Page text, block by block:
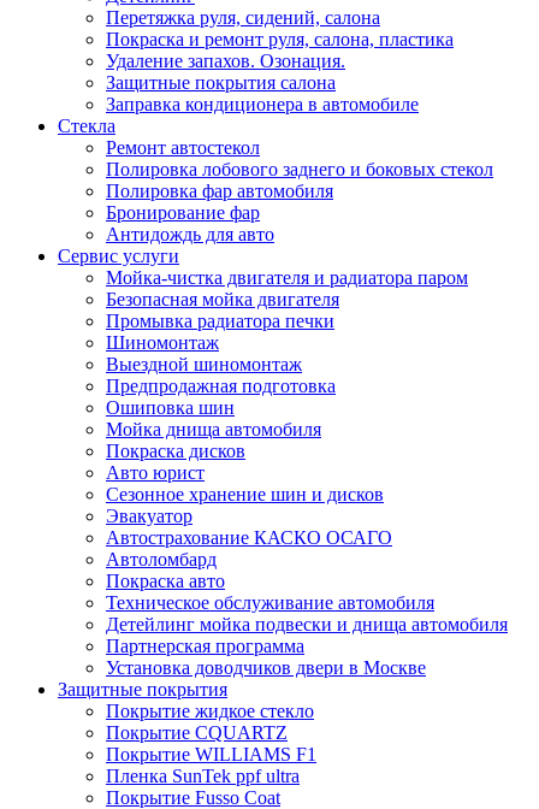
Перетяжка руля, сидений, салона
Покраска и ремонт руля, салона, пластика
Удаление запахов. Озонация.
Защитные покрытия салона
Заправка кондиционера в автомобиле
Стекла
Ремонт автостекол
Полировка лобового заднего и боковых стекол
Полировка фар автомобиля
Бронирование фар
Антидождь для авто
Сервис услуги
Мойка-чистка двигателя и радиатора паром
Безопасная мойка двигателя
Промывка радиатора печки
Шиномонтаж
Выездной шиномонтаж
Предпродажная подготовка
Ошиповка шин
Мойка днища автомобиля
Покраска дисков
Авто юрист
Сезонное хранение шин и дисков
Эвакуатор
Автострахование КАСКО ОСАГО
Автоломбард
Покраска авто
Техническое обслуживание автомобиля
Детейлинг мойка подвески и днища автомобиля
Партнерская программа
Установка доводчиков двери в Москве
Защитные покрытия
Покрытие жидкое стекло
Покрытие CQUARTZ
Покрытие WILLIAMS F1
Пленка SunTek ppf ultra
Покрытие Fusso Coat